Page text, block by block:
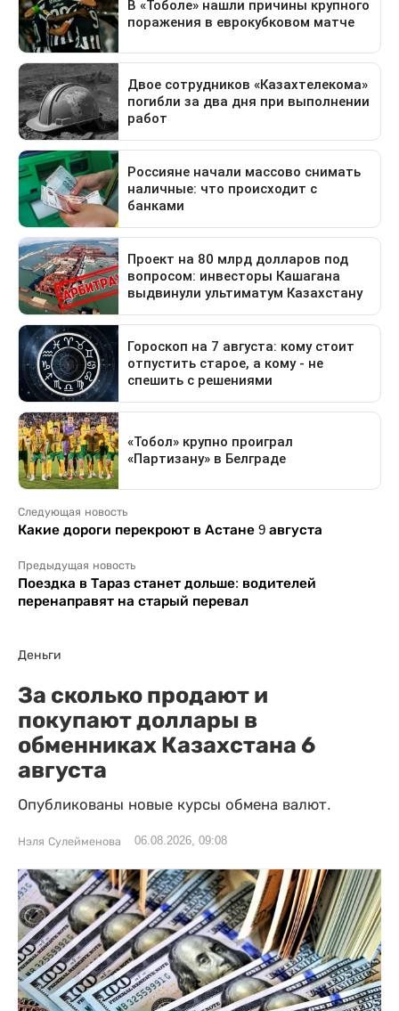
Следующая новость
Какие дороги перекроют в Астане 9 августа
Предыдущая новость
Поездка в Тараз станет дольше: водителей
перенаправят на старый перевал
Деньги
За сколько продают и
покупают доллары в
обменниках Казахстана 6
августа
Опубликованы новые курсы обмена валют.
Нэля Сулейменова 06.08.2026, 09:08